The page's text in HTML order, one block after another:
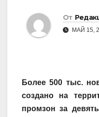
От
МАЙ 15,
Более 500 тыс.
создано на
промзон за